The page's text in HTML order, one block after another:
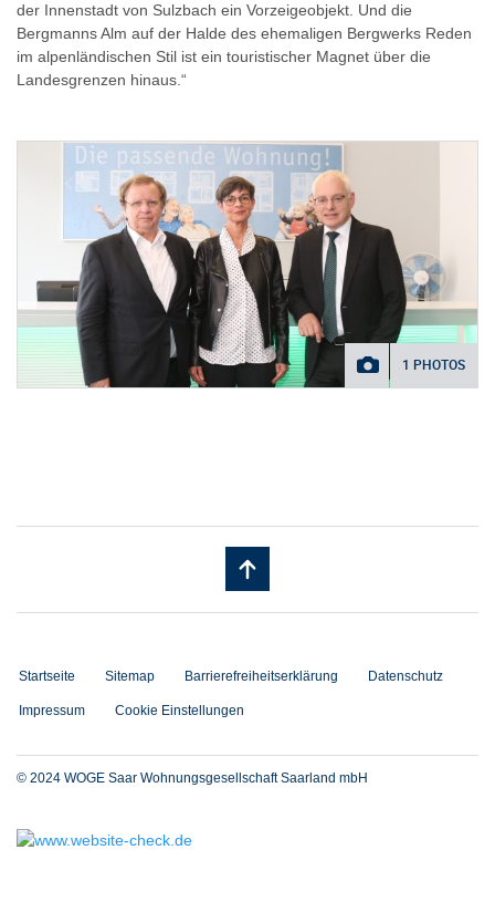
der Innenstadt von Sulzbach ein Vorzeigeobjekt. Und die
Bergmanns Alm auf der Halde des ehemaligen Bergwerks Reden
im alpenländischen Stil ist ein touristischer Magnet über die
Landesgrenzen hinaus.“
1 PHOTOS
Startseite Sitemap Barrierefreiheitserklärung Datenschutz
Impressum Cookie Einstellungen
© 2024 WOGE Saar Wohnungsgesellschaft Saarland mbH